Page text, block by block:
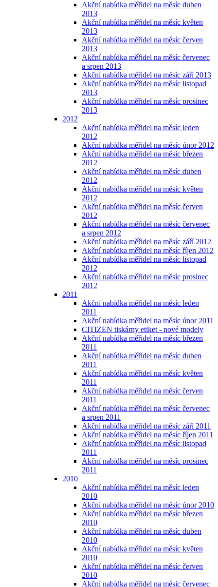
Akční nabídka měřidel na měsíc duben
2013
Akční nabídka měřidel na měsíc květen
2013
Akční nabídka měřidel na měsíc červen
2013
Akční nabídka měřidel na měsíc červenec
a srpen 2013
Akční nabídka měřidel na měsíc září 2013
Akční nabídka měřidel na měsíc listopad
2013
Akční nabídka měřidel na měsíc prosinec
2013
2012
Akční nabídka měřidel na měsíc leden
2012
Akční nabídka měřidel na měsíc únor 2012
Akční nabídka měřidel na měsíc březen
2012
Akční nabídka měřidel na měsíc duben
2012
Akční nabídka měřidel na měsíc květen
2012
Akční nabídka měřidel na měsíc červen
2012
Akční nabídka měřidel na měsíc červenec
a srpen 2012
Akční nabídka měřidel na měsíc září 2012
Akční nabídka měřidel na měsíc říjen 2012
Akční nabídka měřidel na měsíc listopad
2012
Akční nabídka měřidel na měsíc prosinec
2012
2011
Akční nabídka měřidel na měsíc leden
2011
Akční nabídka měřidel na měsíc únor 2011
CITIZEN tiskárny etiket - nové modely
Akční nabídka měřidel na měsíc březen
2011
Akční nabídka měřidel na měsíc duben
2011
Akční nabídka měřidel na měsíc květen
2011
Akční nabídka měřidel na měsíc červen
2011
Akční nabídka měřidel na měsíc červenec
a srpen 2011
Akční nabídka měřidel na měsíc září 2011
Akční nabídka měřidel na měsíc říjen 2011
Akční nabídka měřidel na měsíc listopad
2011
Akční nabídka měřidel na měsíc prosinec
2011
2010
Akční nabídka měřidel na měsíc leden
2010
Akční nabídka měřidel na měsíc únor 2010
Akční nabídka měřidel na měsíc březen
2010
Akční nabídka měřidel na měsíc duben
2010
Akční nabídka měřidel na měsíc květen
2010
Akční nabídka měřidel na měsíc červen
2010
Akční nabídka měřidel na měsíc červenec